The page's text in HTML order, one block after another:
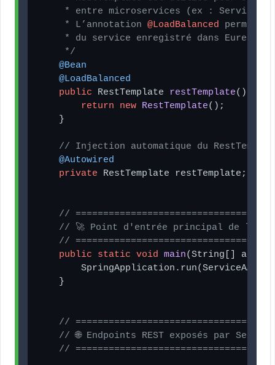
* entre microservices (ex : Service A
     * L’annotation
@LoadBalanced permet
* du service enregistré dans Eureka
     */
@Bean
@LoadBalanced
public RestTemplate restTemplate()
return
new RestTemplate();
    }
// Injection automatique du
@Autowired
private RestTemplate restTemplate;
//
// 🚀 Point d'entrée principal de
//
public
static void main(String[] args)
    }
//
// 🌐 Endpoints REST exposés par
//